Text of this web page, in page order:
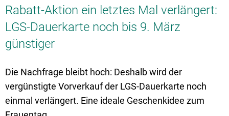
Rabatt-Aktion ein letztes Mal verlängert:
LGS-Dauerkarte noch bis 9. März
günstiger
Die Nachfrage bleibt hoch: Deshalb wird der
vergünstigte Vorverkauf der LGS-Dauerkarte noch
einmal verlängert. Eine ideale Geschenkidee zum